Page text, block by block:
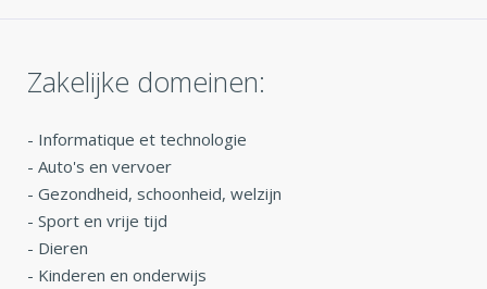
Zakelijke domeinen:
- Informatique et technologie
- Auto's en vervoer
- Gezondheid, schoonheid, welzijn
- Sport en vrije tijd
- Dieren
- Kinderen en onderwijs